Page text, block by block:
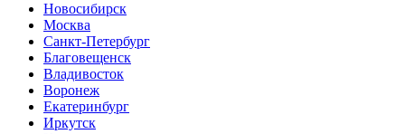
Новосибирск
Москва
Санкт-Петербург
Благовещенск
Владивосток
Воронеж
Екатеринбург
Иркутск